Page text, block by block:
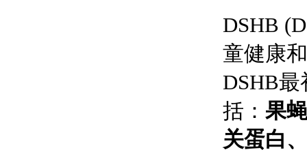
DSHB
童健康
DSHB
括： 果
关蛋白